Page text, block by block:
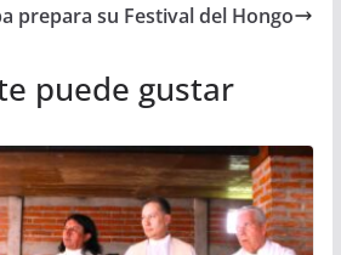
prepara su Festival del Hongo
puede gustar